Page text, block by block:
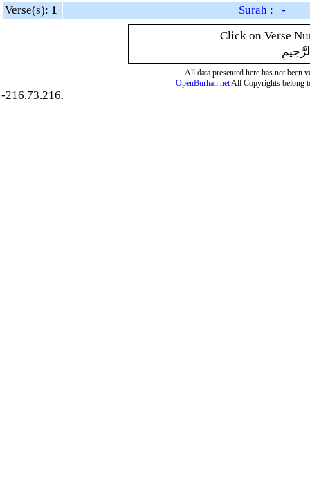
Verse(s): 1
Surah : -
Click on Verse
All data presented here has not been
OpenBurhan.netAll Copyrights belong
-216.73.216.